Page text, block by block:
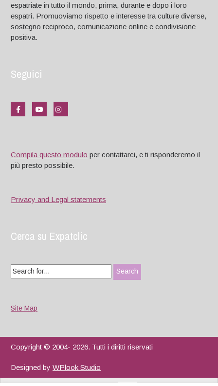
espatriate in tutto il mondo, prima, durante e dopo i loro
espatri. Promuoviamo rispetto e interesse tra culture diverse,
sostegno reciproco, comunicazione online e condivisione
positiva.
Seguici
Compila questo modulo per contattarci, e ti risponderemo il
più presto possibile.
Privacy and Legal statements
Cerca su Expatclic
Search
for:
Site Map
Copyright © 2004- 2026. Tutti i diritti riservati
Designed byWPlook Studio